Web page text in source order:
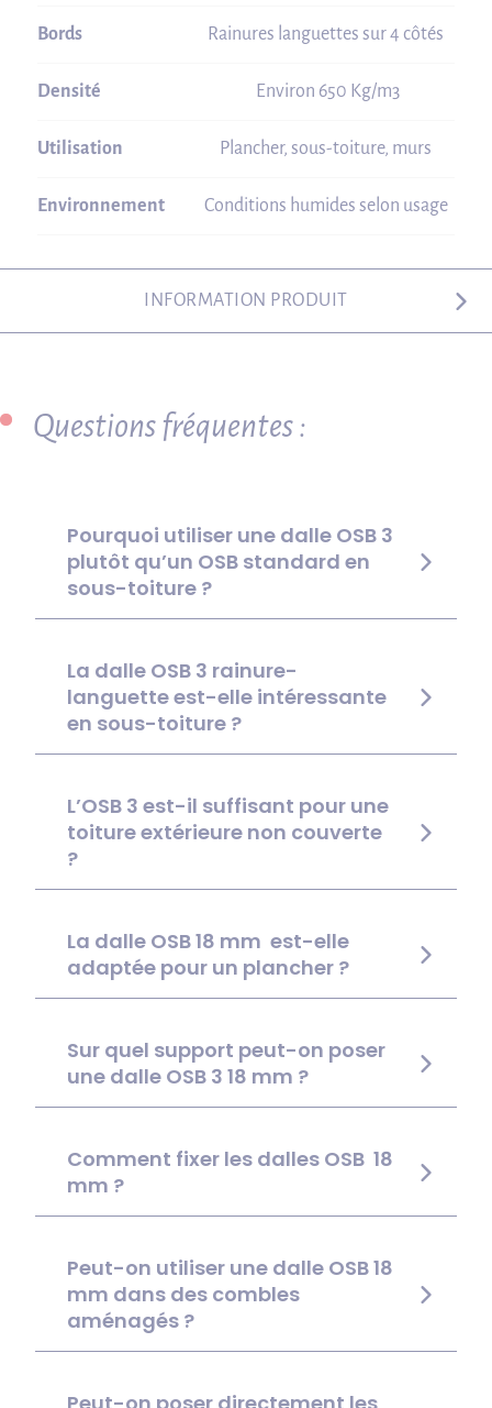
Bords Rainures languettes sur 4 côtés
Densité Environ 650 Kg/m3
Utilisation Plancher, sous-toiture, murs
Environnement Conditions humides selon usage
INFORMATION PRODUIT
Questions fréquentes :
Pourquoi utiliser une dalle OSB 3
plutôt qu’un OSB standard en
sous-toiture ?
La dalle OSB 3 rainure-
languette est-elle intéressante
en sous-toiture ?
L’OSB 3 est-il suffisant pour une
toiture extérieure non couverte
?
La dalle OSB 18 mm est-elle
adaptée pour un plancher ?
Sur quel support peut-on poser
une dalle OSB 3 18 mm ?
Comment fixer les dalles OSB 18
mm ?
Peut-on utiliser une dalle OSB 18
mm dans des combles
aménagés ?